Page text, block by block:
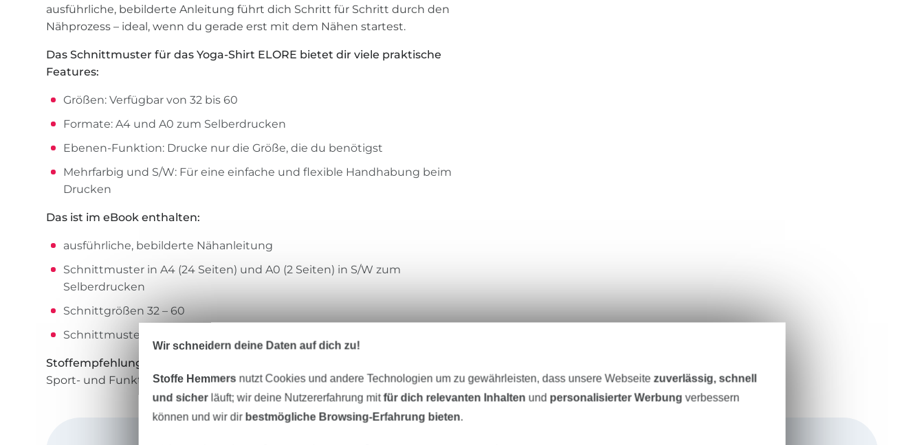
ausführliche, bebilderte Anleitung führt dich Schritt für Schritt durch den
Nähprozess – ideal, wenn du gerade erst mit dem Nähen startest.
Das Schnittmuster für das Yoga-Shirt ELORE bietet dir viele praktische
Features:
Größen: Verfügbar von 32 bis 60
Formate: A4 und A0 zum Selberdrucken
Ebenen-Funktion: Drucke nur die Größe, die du benötigst
Mehrfarbig und S/W: Für eine einfache und flexible Handhabung beim
Drucken
Das ist im eBook enthalten:
ausführliche, bebilderte Nähanleitung
Schnittmuster in A4 (24 Seiten) und A0 (2 Seiten) in S/W zum
Selberdrucken
Schnittgrößen 32 – 60
Schnittmuster mit Ebenenfunktion, mehrfarbig, auf A0 + A4
Stoffempfehlung:
Sport- und Funktionsstoffe
Wir schneidern deine Daten auf dich zu!
Stoffe Hemmers nutzt Cookies und andere Technologien um zu gewährleisten, dass unsere Webseitezuverlässig, schnell
und sicherläuft; wir deine Nutzererfahrung mitfür dich relevanten Inhalten und personalisierter Werbung verbessern
können und wir dir bestmögliche Browsing-Erfahrung bieten.